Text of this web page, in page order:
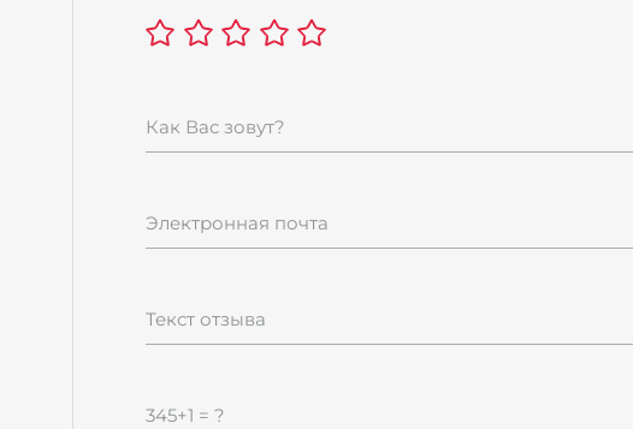
Как Вас зовут?
Электронная почта
Текст отзыва
345+1 = ?